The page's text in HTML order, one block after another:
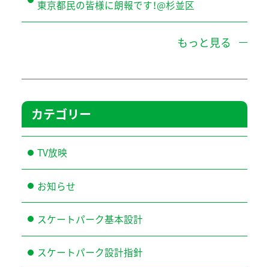
東京都民の皆様に朗報です！@杉並区
もっと見る
カテゴリー
TV放映
お知らせ
スケートパーク基本設計
スケートパーク設計指針